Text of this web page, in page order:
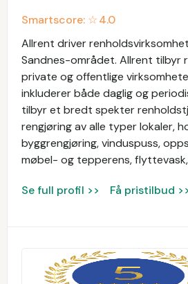
Smartscore: ☆4.0
Allrent driver
Sandnes-området. Allrent tilbyr
private og offentlige
inkluderer både daglig og
tilbyr et bredt spekter
rengjøring av alle typer lokaler,
byggrengjøring, vinduspuss,
møbel- og tepperens,
Se full profil >> Få pristilbud